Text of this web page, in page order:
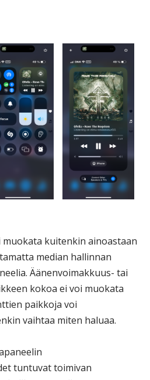
muokata kuitenkin ainoastaan
median hallinnan
Äänenvoimakkuus- tai
kokoa ei voi muokata
paikkoja voi
vaihtaa miten haluaa.
tuntuvat toimivan